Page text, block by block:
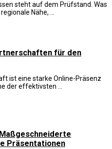
steht auf dem Prüfstand. Was
Nähe, ...
für den
ist eine starke Online-Präsenz
der effektivsten ...
Präsentationen